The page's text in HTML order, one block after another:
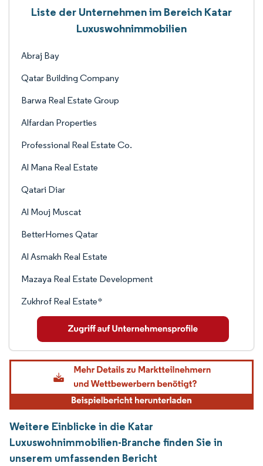
Liste der Unternehmen im Bereich Katar
Luxuswohnimmobilien
Abraj Bay
Qatar Building Company
Barwa Real Estate Group
Alfardan Properties
Professional Real Estate Co.
Al Mana Real Estate
Qatari Diar
Al Mouj Muscat
BetterHomes Qatar
Al Asmakh Real Estate
Mazaya Real Estate Development
Zukhrof Real Estate*
Weitere Einblicke in die Katar
Luxuswohnimmobilien-Branche finden Sie in
unserem umfassenden Bericht